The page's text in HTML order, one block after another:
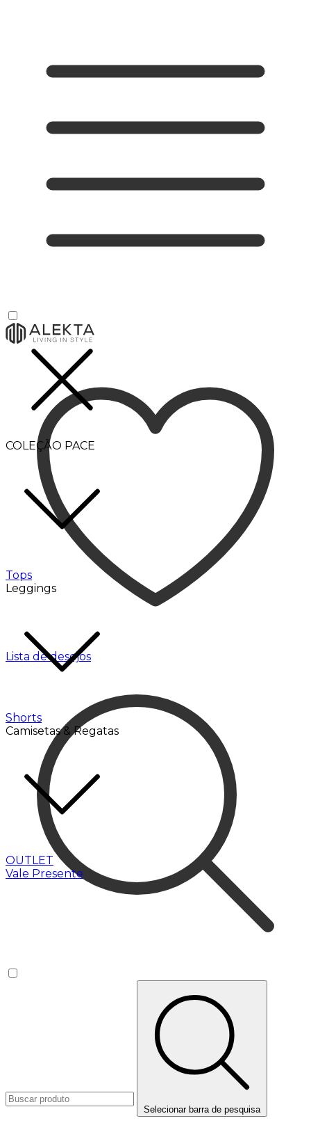
COLEÇÃO PACE
Tops
Leggings
Shorts
Camisetas & Regatas
OUTLET
Vale Presente
Lista de desejos
Selecionar barra de pesquisa